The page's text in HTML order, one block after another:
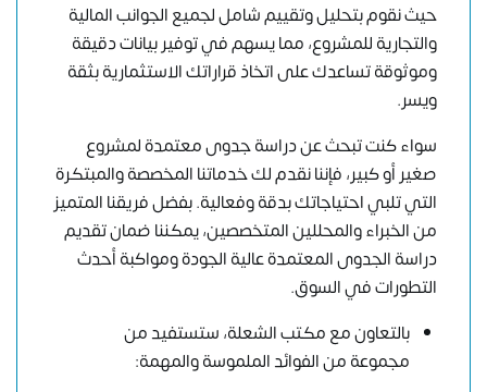
حيث نقوم بتحليل وتقييم شامل لجميع الجوانب المالية
والتجارية للمشروع، مما يسهم في توفير بيانات دقيقة
وموثوقة تساعدك على اتخاذ قراراتك الاستثمارية بثقة
ويسر.
سواء كنت تبحث عن دراسة جدوى معتمدة لمشروع
صغير أو كبير، فإننا نقدم لك خدماتنا المخصصة والمبتكرة
التي تلبي احتياجاتك بدقة وفعالية. بفضل فريقنا المتميز
من الخبراء والمحللين المتخصصين، يمكننا ضمان تقديم
دراسة الجدوى المعتمدةعالية الجودة ومواكبة أحدث
التطورات في السوق.
بالتعاون مع مكتب الشعلة، ستستفيد من
مجموعة من الفوائد الملموسة والمهمة: